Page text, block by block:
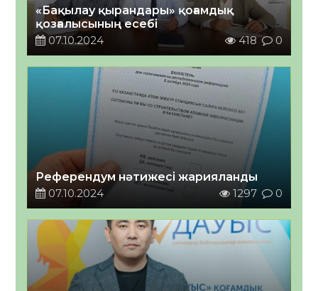
«Бақылау қырандары» қоғамдық
қозғалысының есебі
07.10.2024
418 0
Референдум нәтижесі жарияланды
07.10.2024
1297 0